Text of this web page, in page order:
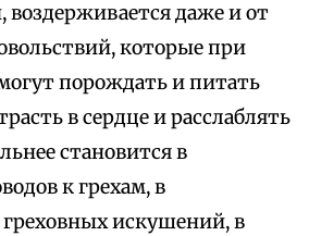
даже и от
которые при
порождать и питать
в сердце и расслаблять
становится в
к грехам, в
искушений, в